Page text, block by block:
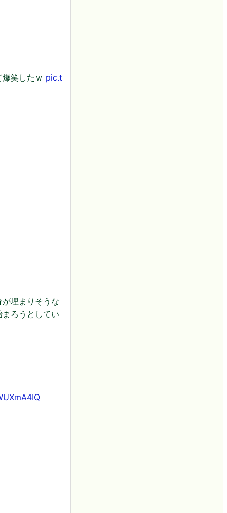
笑したｗ pic.t
埋まりそうな
ろうとしてい